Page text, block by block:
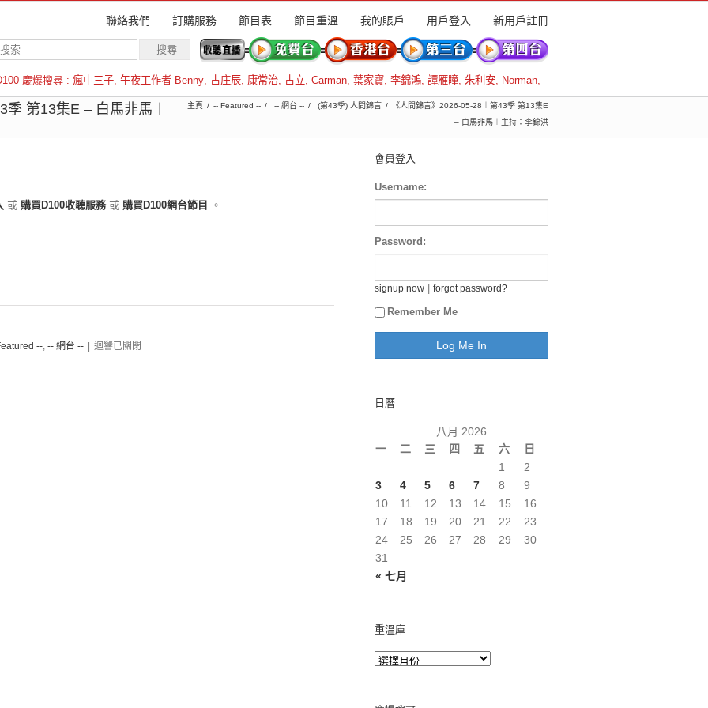
聯絡我們 訂購服務 節目表 節目重溫 我的賬戶 用戶登入 新用戶註冊
慶爆搜尋 : 瘋中三子, 午夜工作者 Benny, 古庄辰, 康常治, 古立, Carman, 葉家寶, 李錦鴻, 譚雁瞳, 朱利安, Norman,
倫斯
季 第13集E – 白馬非馬︱
主頁 -- Featured -- -- 網台 -- (第43季) 人間錦言
《人間錦言》2026-05-28︱第43季 第13集E
– 白馬非馬︱主持：李錦洪
或 購買D100收聽服務 或 購買D100網台節目 。
--, -- 網台 -- 迴響已關閉
會員登入
Username:
Password:
signup now forgot password?
Remember Me
日曆
八月 2026
一
二 三 四 五 六 日
« 七月
1
2
3
4 5 6 7 8
9
10
11 12 13 14 15
16
17
18 19 20 21 22
23
24
25 26 27 28 29
30
31
重溫庫